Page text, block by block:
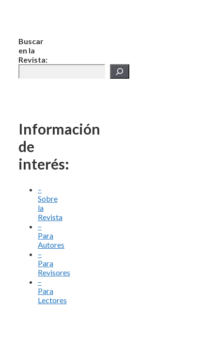
Buscar
en la
Revista:
Información
de
interés:
–
Sobre
la
Revista
–
Para
Autores
–
Para
Revisores
–
Para
Lectores